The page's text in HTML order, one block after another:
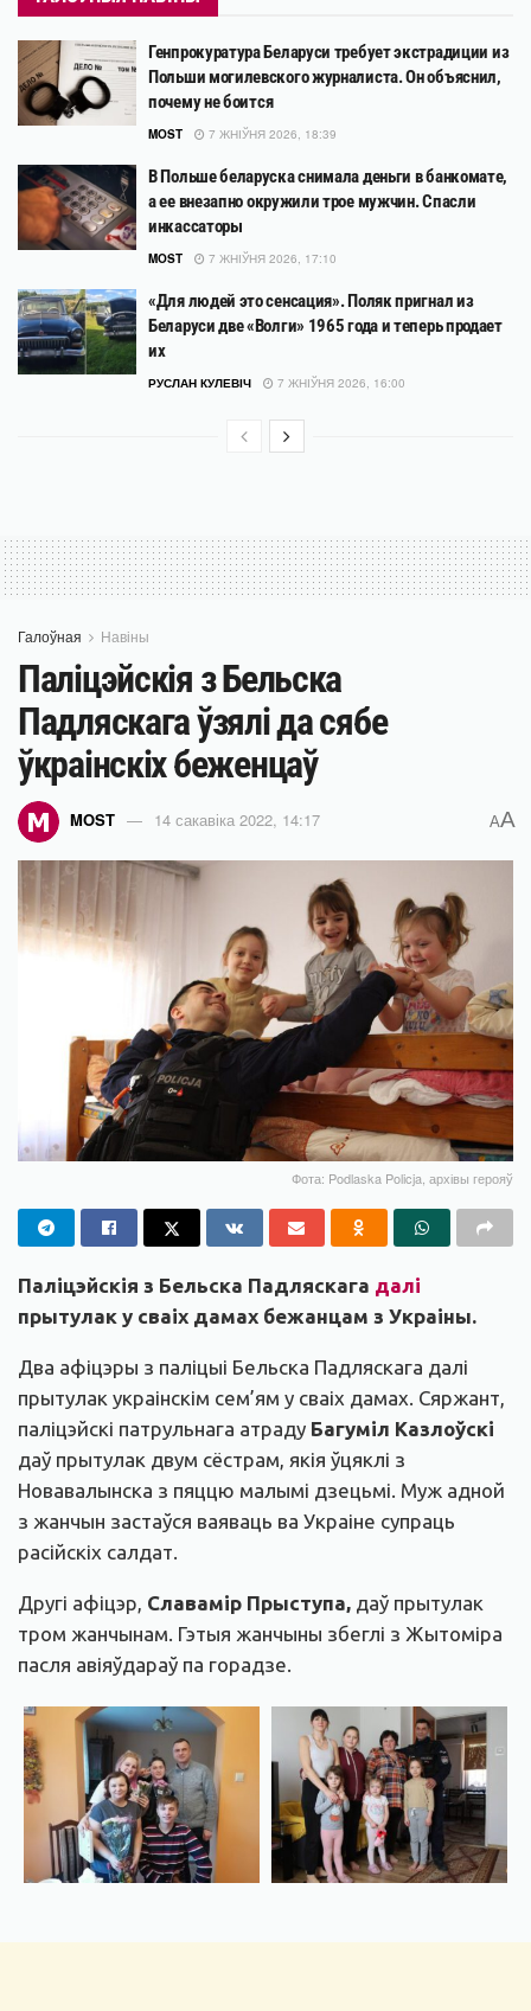
Генпрокуратура Беларуси требует экстрадиции из
Польши могилевского журналиста. Он объяснил,
почему не боится
MOST 7 ЖНІЎНЯ 2026, 18:39
В Польше беларуска снимала деньги в банкомате,
а ее внезапно окружили трое мужчин. Спасли
инкассаторы
MOST 7 ЖНІЎНЯ 2026, 17:10
«Для людей это сенсация». Поляк пригнал из
Беларуси две «Волги» 1965 года и теперь продает
их
РУСЛАН КУЛЕВІЧ 7 ЖНІЎНЯ 2026, 16:00
Галоўная Навіны
Паліцэйскія з Бельска
Падляскага ўзялі да сябе
ўкраінскіх беженцаў
MOST 14 сакавіка 2022, 14:17 AA
Фота: Podlaska Policja, архівы герояў
Паліцэйскія з Бельска Падляскага далі
прытулак у сваіх дамах бежанцам з Украіны.
Два афіцэры з паліцыі Бельска Падляскага далі
прытулак украінскім сем’ям у сваіх дамах. Сяржант,
паліцэйскі патрульнага атраду Багуміл Казлоўскі
даў прытулак двум сёстрам, якія ўцяклі з
Новавалынска з пяццю малымі дзецьмі. Муж адной
з жанчын застаўся ваяваць ва Украіне супраць
расійскіх салдат.
Другі афіцэр, Славамір Прыступа, даў прытулак
тром жанчынам. Гэтыя жанчыны збеглі з Жытоміра
пасля авіяўдараў па горадзе.